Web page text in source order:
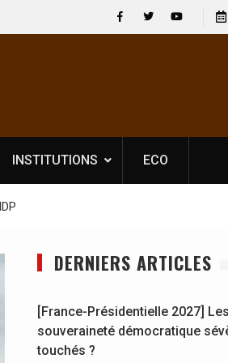
se
[France-Présidentielle 2027]
souveraineté démocratique
INSTITUTIONS ECO
DERNIERS ARTICLES
[France-Présidentielle 2027]
souveraineté démocratique
touchés ?